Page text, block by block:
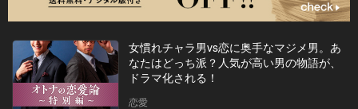
女慣れチャラ男vs恋に奥手なマジメ男。あ
なたはどっち派？人気が高い男の物語が、
ドラマ化される！
恋愛